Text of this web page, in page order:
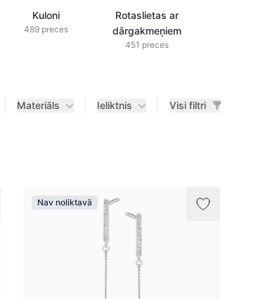
Kuloni
489 preces
Rotaslietas ar
dārgakmeņiem
451 preces
Materiāls Ieliktnis Visi filtri
Nav noliktavā